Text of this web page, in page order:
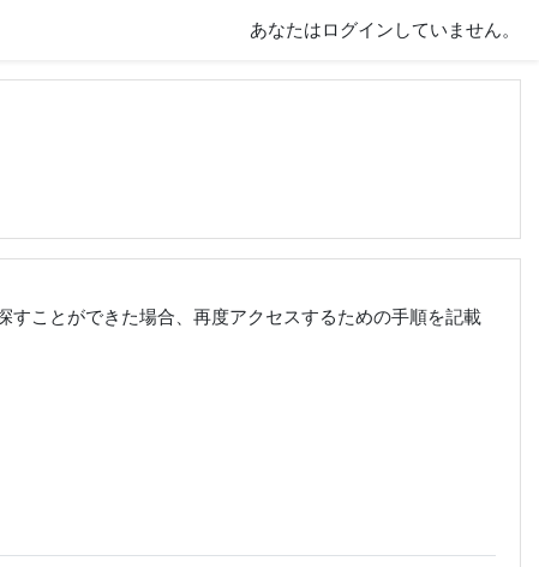
あなたはログインしていません。
ことができた場合、再度アクセスするための手順を記載